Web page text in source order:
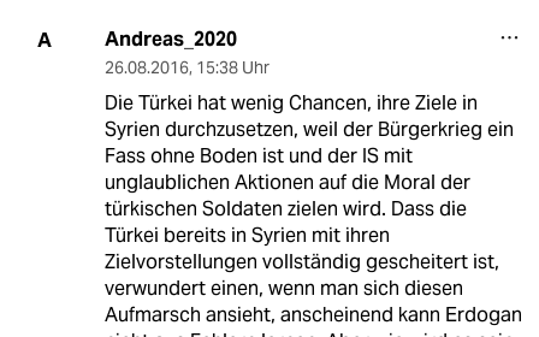
A Andreas_2020
26.08.2016, 15:38 Uhr
Die Türkei hat wenig Chancen, ihre Ziele in
Syrien durchzusetzen, weil der Bürgerkrieg ein
Fass ohne Boden ist und der IS mit
unglaublichen Aktionen auf die Moral der
türkischen Soldaten zielen wird. Dass die
Türkei bereits in Syrien mit ihren
Zielvorstellungen vollständig gescheitert ist,
verwundert einen, wenn man sich diesen
Aufmarsch ansieht, anscheinend kann Erdogan